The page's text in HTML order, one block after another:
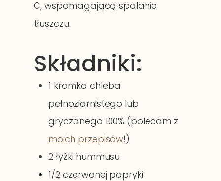
C, wspomagającą spalanie
tłuszczu.
Składniki:
1 kromka chleba
pełnoziarnistego lub
gryczanego 100% (polecam z
moich przepisów!)
2 łyżki hummusu
1/2 czerwonej papryki